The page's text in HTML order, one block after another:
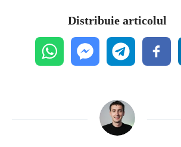
Distribuie articolul